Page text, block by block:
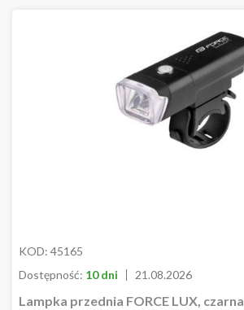
KOD: 45165
Dostępność: 10 dni 21.08.2026
Lampka przednia FORCE LUX, czarna